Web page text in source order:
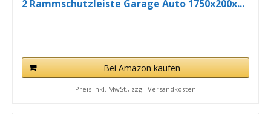
2 Rammschutzleiste Garage Auto 1750x200x...
Bei Amazon kaufen
Preis inkl. MwSt., zzgl. Versandkosten